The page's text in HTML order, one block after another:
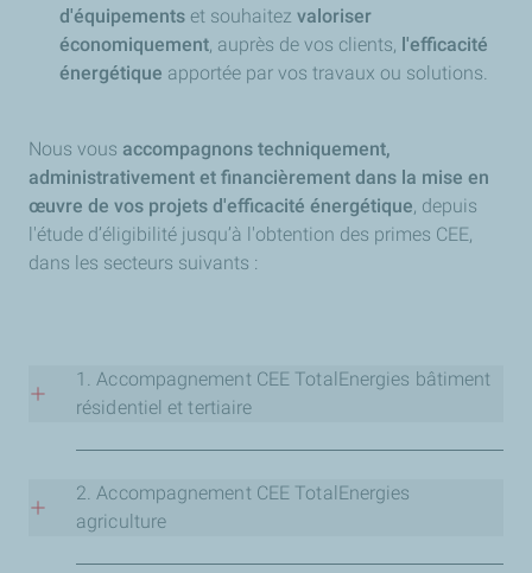
d'équipements et souhaitez valoriser
économiquement, auprès de vos clients, l'efficacité
énergétique apportée par vos travaux ou solutions.
Nous vous accompagnons techniquement,
administrativement et financièrement dans la mise en
œuvre de vos projets d'efficacité énergétique, depuis
l'étude d’éligibilité jusqu’à l'obtention des primes CEE,
dans les secteurs suivants :
1. Accompagnement CEE TotalEnergies bâtiment
résidentiel et tertiaire
Nous vous accompagnons sur les travaux suivants :
rénovation des bâtiments résidentiels individuels ou
collectifs,
rénovation des bâtiments tertiaires à usage privé ou
2. Accompagnement CEE TotalEnergies
agriculture
Nous vous aidons àréduire vos consommationset à